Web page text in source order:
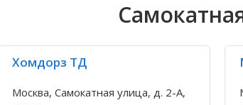
Хомдорз ТД
Москва, Самокатная улица, д. 2-А,